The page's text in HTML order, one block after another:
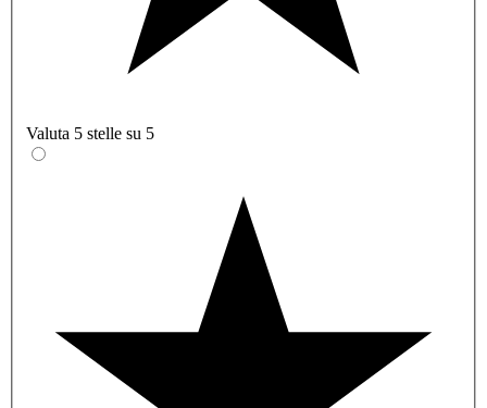
Valuta 5 stelle su 5